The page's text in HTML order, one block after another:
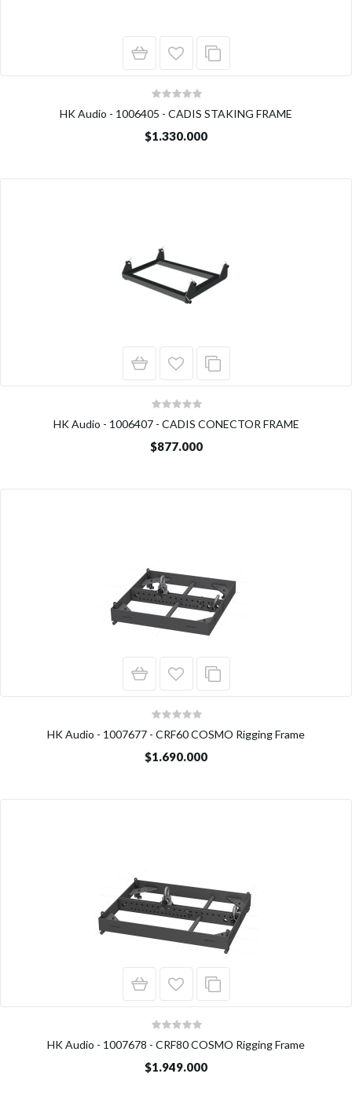
HK Audio - 1006405 - CADIS STAKING FRAME
$1.330.000
HK Audio - 1006407 - CADIS CONECTOR FRAME
$877.000
HK Audio - 1007677 - CRF60 COSMO Rigging Frame
$1.690.000
HK Audio - 1007678 - CRF80 COSMO Rigging Frame
$1.949.000